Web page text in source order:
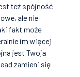
też spójność
ale nie
fakt może
im więcej
jest Twoja
zamieni się